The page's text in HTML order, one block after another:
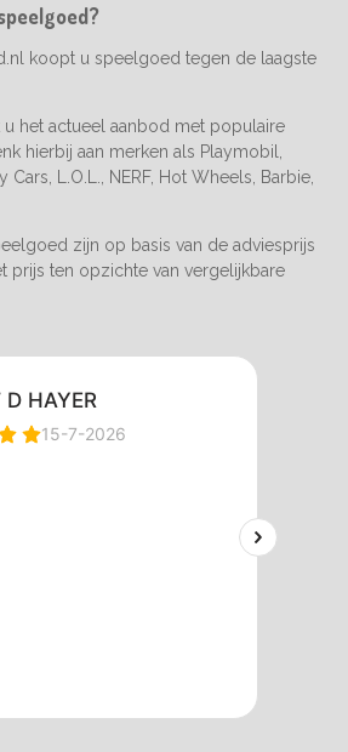
koopt u speelgoed tegen de laagste
het actueel aanbod met populaire
hierbij aan merken als Playmobil,
Cars, L.O.L., NERF, Hot Wheels, Barbie,
zijn op basis van de adviesprijs
prijs ten opzichte van vergelijkbare